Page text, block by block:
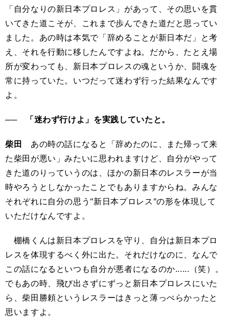
「自分なりの新日本プロレス」があって、その思いを貫
いてきた道こそが、これまで歩んできた道だと思ってい
ました。あの時は本気で「辞めることが新日本だ」と考
え、それを行動に移したんですよね。だから、たとえ場
所が変わっても、新日本プロレスの魂というか、闘魂を
常に持っていた。いつだって迷わず行った結果なんです
よ。
── 「迷わず行けよ」を実践していたと。
柴田
あの時の話になると「辞めたのに、また帰って来
た柴田が悪い」みたいに思われますけど、自分がやって
きた道のりっていうのは、ほかの新日本のレスラーが当
時やろうとしなかったことでもありますからね。みんな
それぞれに自分の思う"新日本プロレス"の形を体現して
いただけなんですよ。
棚橋くんは新日本プロレスを守り、自分は新日本プロ
レスを体現するべく外に出た。それだけなのに、なんで
この話になるといつも自分が悪者になるのか......（笑）。
でもあの時、飛び出さずにずっと新日本プロレスにいた
ら、柴田勝頼というレスラーはきっと薄っぺらかったと
思いますよ。